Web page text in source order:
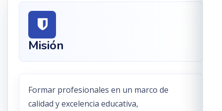
Misión
Formar profesionales en un marco de
calidad y excelencia educativa,